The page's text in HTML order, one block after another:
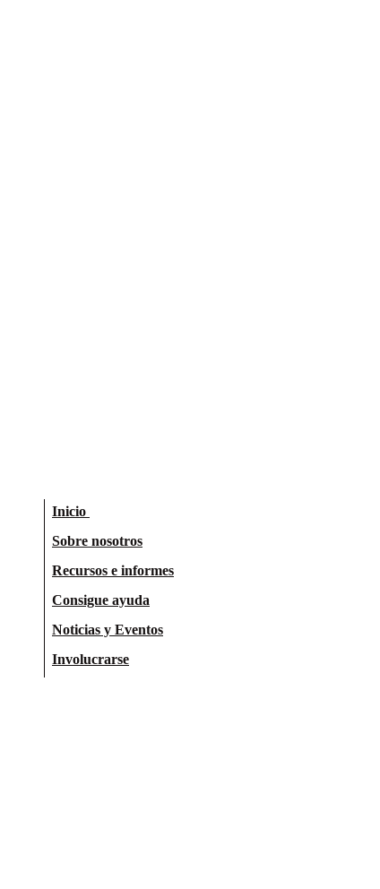
Inicio
Sobre nosotros
Recursos e informes
Consigue ayuda
Noticias y Eventos
Involucrarse